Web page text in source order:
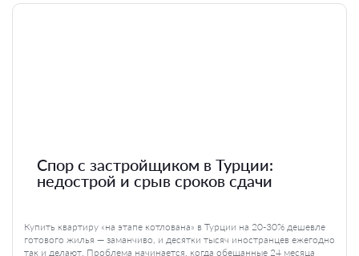
Спор с застройщиком в Турции:
недострой и срыв сроков сдачи
Купить квартиру «на этапе котлована» в Турции на 20-30% дешевле
готового жилья — заманчиво, и десятки тысяч иностранцев ежегодно
так и делают. Проблема начинается, когда обещанные 24 месяца